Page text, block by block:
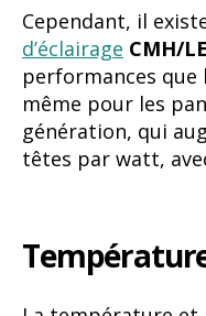
Cependant, il
d’éclairage CMH/
performances que
même pour les
génération, qui
têtes par watt,